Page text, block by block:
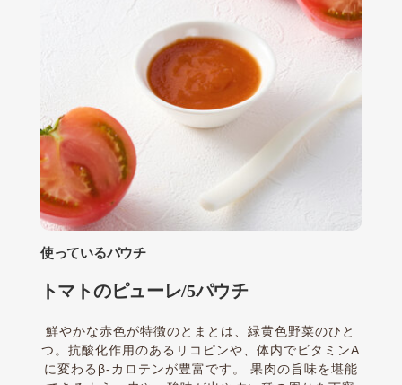
使っているパウチ
トマトのピューレ/5パウチ
鮮やかな赤色が特徴のとまとは、緑黄色野菜のひと
つ。抗酸化作用のあるリコピンや、体内でビタミンA
に変わるβ-カロテンが豊富です。 果肉の旨味を堪能